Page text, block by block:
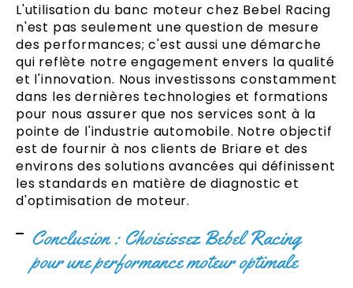
L'utilisation du banc moteur chez Bebel Racing
n'est pas seulement une question de mesure
des performances; c'est aussi une démarche
qui reflète notre engagement envers la qualité
et l'innovation. Nous investissons constamment
dans les dernières technologies et formations
pour nous assurer que nos services sont à la
pointe de l'industrie automobile. Notre objectif
est de fournir à nos clients de Briare et des
environs des solutions avancées qui définissent
les standards en matière de diagnostic et
d'optimisation de moteur.
Conclusion : Choisissez Bebel Racing
pour une performance moteur optimale